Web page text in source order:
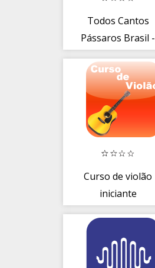
Todos Cantos
Pássaros Brasil -
Pássaros
Curso de violão
iniciante